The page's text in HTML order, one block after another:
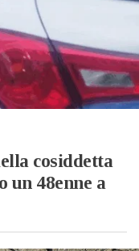
cosiddetta
un 48enne a